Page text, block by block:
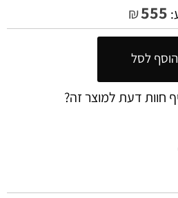
₪555
הוסף לסל
חוות דעת למוצר זה?